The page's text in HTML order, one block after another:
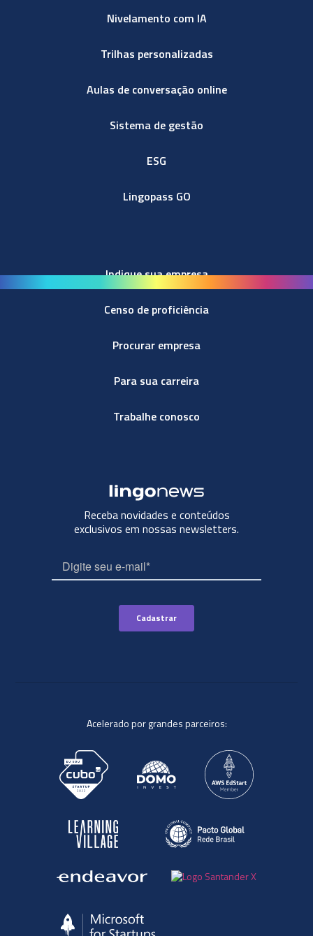
Nivelamento com IA
Trilhas personalizadas
Aulas de conversação online
Sistema de gestão
ESG
Lingopass GO
Indique sua empresa
Censo de proficiência
Procurar empresa
Para sua carreira
Trabalhe conosco
Receba novidades e conteúdos
exclusivos em nossas newsletters.
Acelerado por grandes parceiros: